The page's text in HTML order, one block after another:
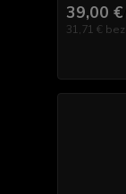
39,00 €
31,71 €